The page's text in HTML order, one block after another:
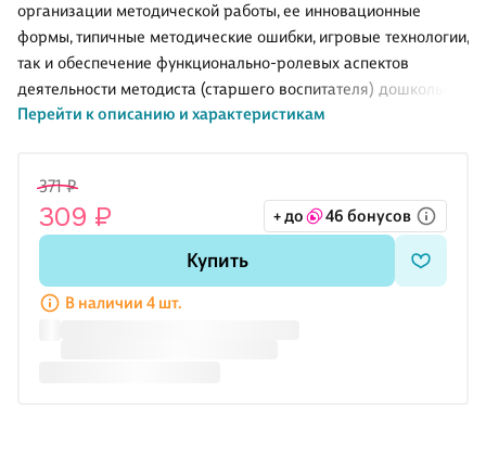
организации методической работы, ее инновационные
формы, типичные методические ошибки, игровые технологии,
так и обеспечение функционально-ролевых аспектов
деятельности методиста (старшего воспитателя) дошкольной
образовательной организации, создающих условия для
методистами, старшими воспитателями, заместителями
заведующих по учебно-воспитательной работе
образовательных организаций, реализующих программы
дошкольного образования.
Перейти к описанию и характеристикам
371 ₽
309 ₽ + до 46 бонусов
Купить
В наличии 4 шт.